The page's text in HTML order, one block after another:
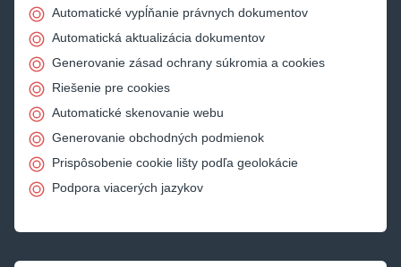
Automatické vypĺňanie právnych dokumentov
Automatická aktualizácia dokumentov
Generovanie zásad ochrany súkromia a cookies
Riešenie pre cookies
Automatické skenovanie webu
Generovanie obchodných podmienok
Prispôsobenie cookie lišty podľa geolokácie
Podpora viacerých jazykov